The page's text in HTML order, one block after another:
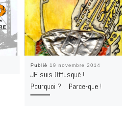
Publié 19 novembre 2014
JE suis Offusqué ! …
Pourquoi ? …Parce-que !